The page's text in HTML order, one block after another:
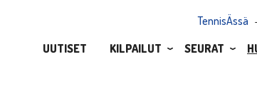
TennisÄssä
UUTISET
KILPAILUT SEURAT